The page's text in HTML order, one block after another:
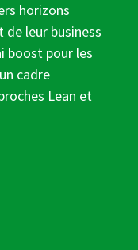
horizons
leur business
boost pour les
cadre
Lean et